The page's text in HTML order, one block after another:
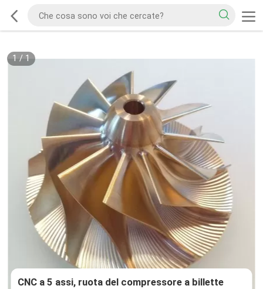
1 / 1
CNC a 5 assi, ruota del compressore a billette